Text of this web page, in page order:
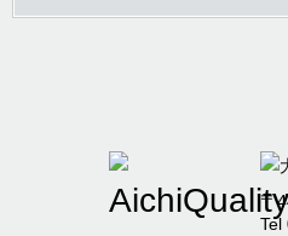
2025/04/09 臨
〒
Tel